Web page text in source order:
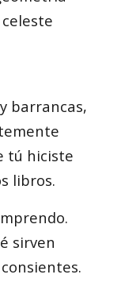
barrancas,
tú hiciste
libros.
sirven